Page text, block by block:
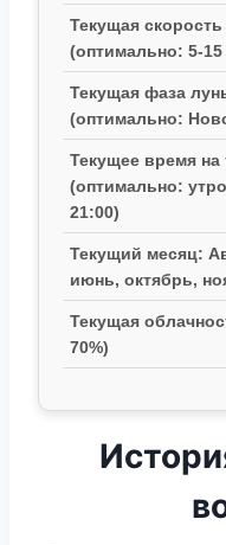
Текущая
(оптимально: 5-15
Текущая фаза
(оптимально:
Текущее время на
(оптимально:
21:00)
Текущий месяц:
июнь, октябрь,
Текущая
70%)